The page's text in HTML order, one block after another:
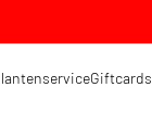
Giftcards